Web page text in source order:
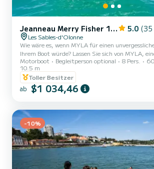
Jeanneau Merry Fisher 1095 Fly 5.0
Les Sables-d'Olonne
Wie wäre es, wenn MYLA für einen
Ihrem Boot würde? Lassen Sie sich von MYLA, einer wunderschönen
Merry Fisher 1095 Fly aus dem Jahr 2025, zu
Erlebnis auf See verführen. Ob für eine
Kai, einen Tag auf dem Wasser entlang unserer
oder eine Kreuzfahrt in die Bretagne oder zum
MYLA wartet auf Sie. Mit zwei 300 PS starken Yamaha-Motoren,
Motorboot Begleitperson optional 8 Pers.
10.5 m
Toller Besitzer
ab $1 034,46
-10%